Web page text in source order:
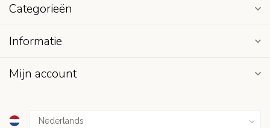
Categorieën
Informatie
Mijn account